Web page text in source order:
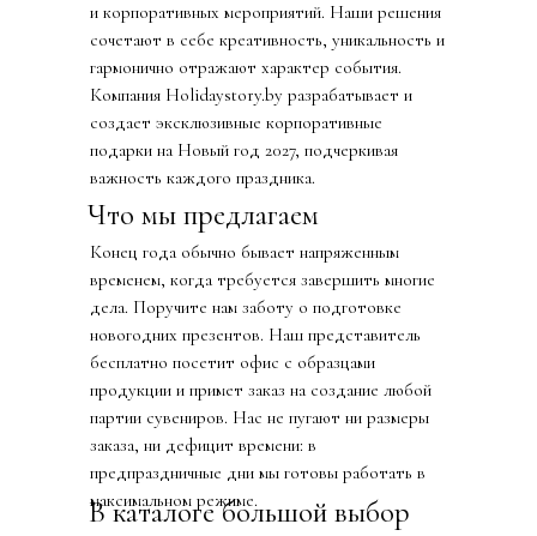
и корпоративных мероприятий. Наши решения
сочетают в себе креативность, уникальность и
гармонично отражают характер события.
Компания Holidaystory.by разрабатывает и
создает эксклюзивные корпоративные
подарки на Новый год 2027, подчеркивая
важность каждого праздника.
Что мы предлагаем
Конец года обычно бывает напряженным
временем, когда требуется завершить многие
дела. Поручите нам заботу о подготовке
новогодних презентов. Наш представитель
бесплатно посетит офис с образцами
продукции и примет заказ на создание любой
партии сувениров. Нас не пугают ни размеры
заказа, ни дефицит времени: в
предпраздничные дни мы готовы работать в
максимальном режиме.
В каталоге большой выбор